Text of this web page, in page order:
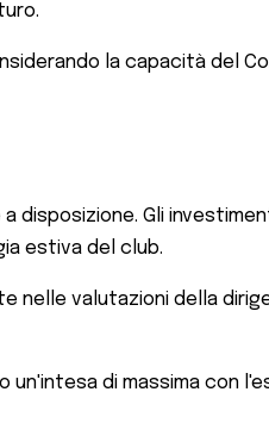
la capacità del
disposizione. Gli
estiva del club.
valutazioni della
di massima con